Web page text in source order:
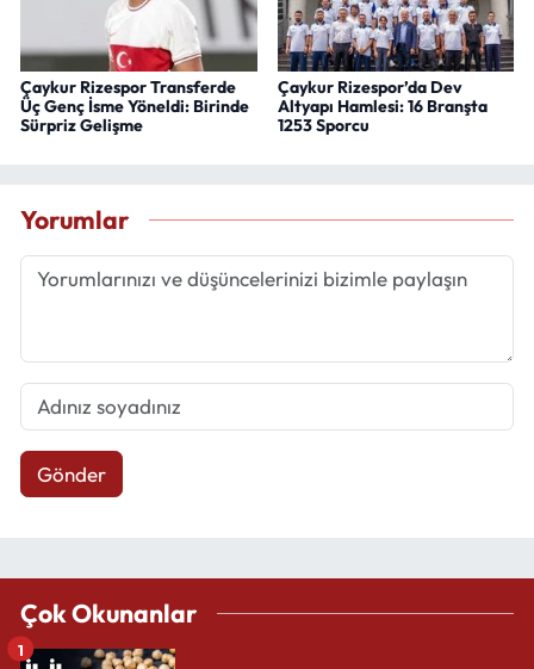
Çaykur Rizespor Transferde
Üç Genç İsme Yöneldi: Birinde
Sürpriz Gelişme
Çaykur Rizespor’da Dev
Altyapı Hamlesi: 16 Branşta
1253 Sporcu
Yorumlar
Gönder
Çok Okunanlar
1